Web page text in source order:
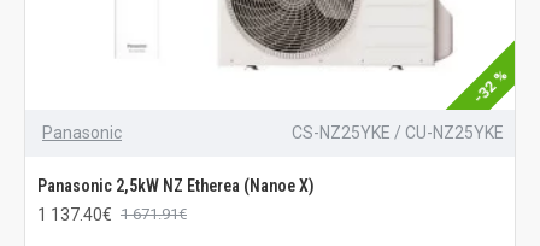
-32 %
Panasonic CS-NZ25YKE / CU-NZ25YKE
Panasonic 2,5kW NZ Etherea (Nanoe X)
1 137.40€ 1 671.91€